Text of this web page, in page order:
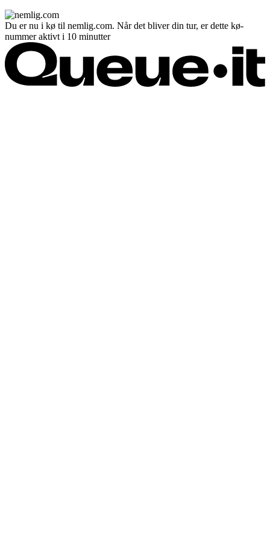
Du er nu i kø til nemlig.com. Når det bliver din tur, er dette kø-
nummer aktivt i 10 minutter